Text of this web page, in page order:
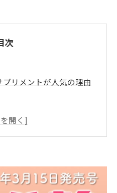
次
リメントが人気の理由
する理由
安全性
体的な効果